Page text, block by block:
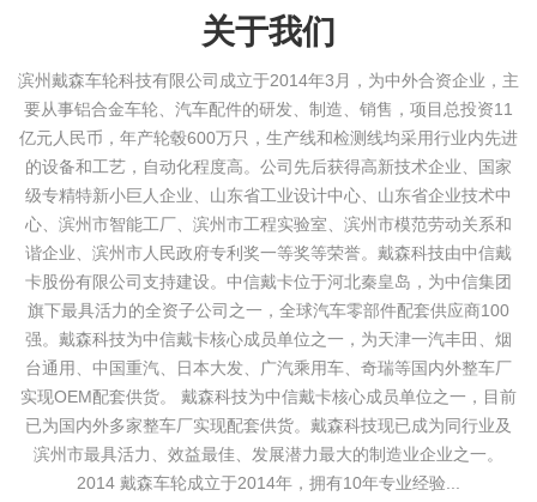
关于我们
滨州戴森车轮科技有限公司成立于2014年3月，为中外合资企业，主
要从事铝合金车轮、汽车配件的研发、制造、销售，项目总投资11
亿元人民币，年产轮毂600万只，生产线和检测线均采用行业内先进
的设备和工艺，自动化程度高。公司先后获得高新技术企业、国家
级专精特新小巨人企业、山东省工业设计中心、山东省企业技术中
心、滨州市智能工厂、滨州市工程实验室、滨州市模范劳动关系和
谐企业、滨州市人民政府专利奖一等奖等荣誉。戴森科技由中信戴
卡股份有限公司支持建设。中信戴卡位于河北秦皇岛，为中信集团
旗下最具活力的全资子公司之一，全球汽车零部件配套供应商100
强。戴森科技为中信戴卡核心成员单位之一，为天津一汽丰田、烟
台通用、中国重汽、日本大发、广汽乘用车、奇瑞等国内外整车厂
实现OEM配套供货。 戴森科技为中信戴卡核心成员单位之一，目前
已为国内外多家整车厂实现配套供货。戴森科技现已成为同行业及
滨州市最具活力、效益最佳、发展潜力最大的制造业企业之一。
2014 戴森车轮成立于2014年，拥有10年专业经验...